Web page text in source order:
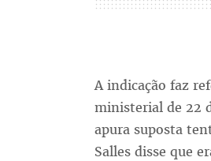
A indicação faz
ministerial de 22
apura suposta
Salles disse que